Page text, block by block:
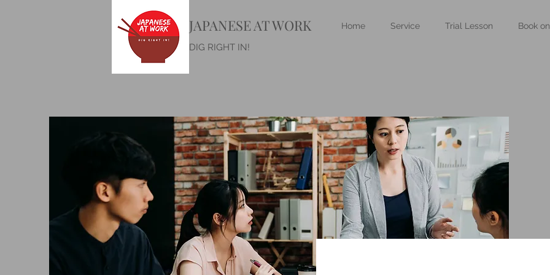
JAPANESE AT WORK
DIG RIGHT IN!
Home Service Trial Lesson Book